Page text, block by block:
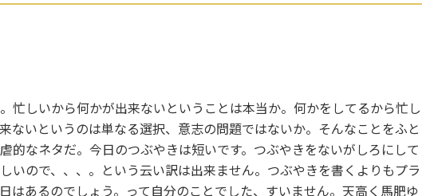
忙しいから何かが出来ないということは本当か。何かをしてるから忙し
ないというのは単なる選択、意志の問題ではないか。そんなことをふと
的なネタだ。今日のつぶやきは短いです。つぶやきをないがしろにして
いので、、、。という云い訳は出来ません。つぶやきを書くよりもプラ
はあるのでしょう。って自分のことでした、すいません。天高く馬肥ゆ